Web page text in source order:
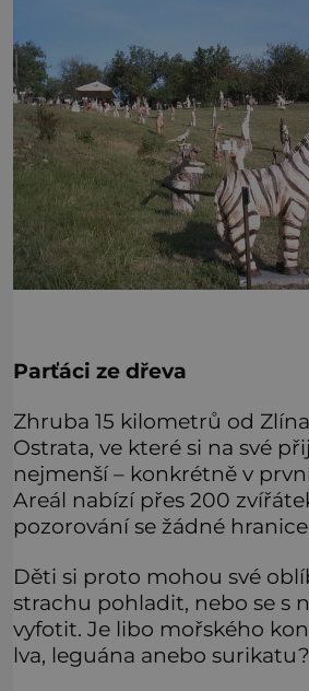
Parťáci ze dřeva
Zhruba 15 kilometrů od
Ostrata, ve které si na své
nejmenší – konkrétně v
Areál nabízí přes 200
pozorování se žádné
Děti si proto mohou své
strachu pohladit, nebo se s
vyfotit. Je libo mořského
lva, leguána anebo surikatu?